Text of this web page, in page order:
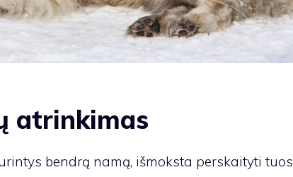
atrinkimas
bendrą namą, išmoksta perskaityti tuos